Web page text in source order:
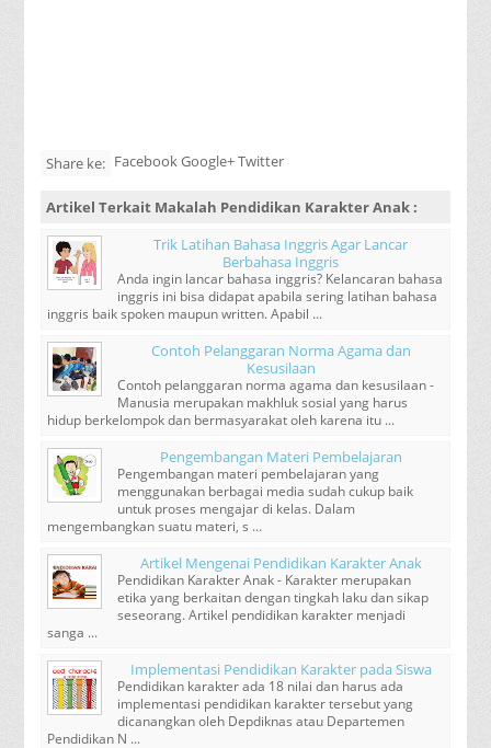
Share ke: Facebook Google+ Twitter
Artikel Terkait Makalah Pendidikan Karakter Anak :
Trik Latihan Bahasa Inggris Agar Lancar
Berbahasa Inggris
Anda ingin lancar bahasa inggris? Kelancaran bahasa
inggris ini bisa didapat apabila sering latihan bahasa
inggris baik spoken maupun written. Apabil ...
Contoh Pelanggaran Norma Agama dan
Kesusilaan
Contoh pelanggaran norma agama dan kesusilaan -
Manusia merupakan makhluk sosial yang harus
hidup berkelompok dan bermasyarakat oleh karena itu ...
Pengembangan Materi Pembelajaran
Pengembangan materi pembelajaran yang
menggunakan berbagai media sudah cukup baik
untuk proses mengajar di kelas. Dalam
mengembangkan suatu materi, s ...
Artikel Mengenai Pendidikan Karakter Anak
Pendidikan Karakter Anak - Karakter merupakan
etika yang berkaitan dengan tingkah laku dan sikap
seseorang. Artikel pendidikan karakter menjadi
sanga ...
Implementasi Pendidikan Karakter pada Siswa
Pendidikan karakter ada 18 nilai dan harus ada
implementasi pendidikan karakter tersebut yang
dicanangkan oleh Depdiknas atau Departemen
Pendidikan N ...